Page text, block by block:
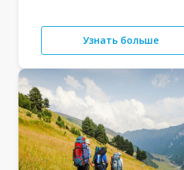
Узнать больше